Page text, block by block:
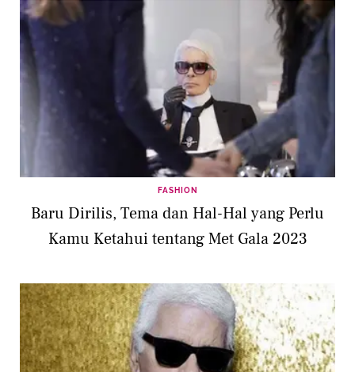
FASHION
Baru Dirilis, Tema dan Hal-Hal yang Perlu
Kamu Ketahui tentang Met Gala 2023